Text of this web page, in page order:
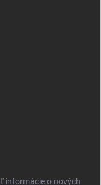
informácie o nových